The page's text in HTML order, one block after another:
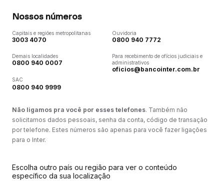
Nossos números
Capitais e regiões metropolitanas
3003 4070
Demais localidades
0800 940 0007
SAC
0800 940 9999
Ouvidoria
0800 940 7772
Para recebimento de ofícios judiciais e
administrativos
oficios@bancointer.com.br
Não ligamos pra você por esses telefones. Também não
solicitamos dados pessoais, senha da conta, código de transação
por telefone. Estes números são apenas para você fazer ligações
para o Inter.
Escolha outro país ou região para ver o conteúdo
específico da sua localização